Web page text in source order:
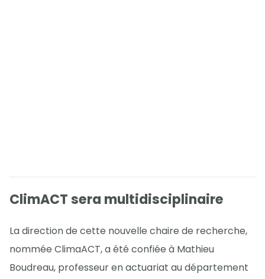
ClimACT sera multidisciplinaire
La direction de cette nouvelle chaire de recherche,
nommée ClimaACT, a été confiée à Mathieu
Boudreau, professeur en actuariat au département